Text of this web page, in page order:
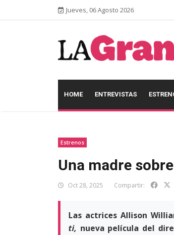
Jueves, 06 Agosto 2026
HOME ENTREVISTAS
Estrenos
Una madre
Oct 28, 2025 Compartir:
Las actrices Allison
ti, nueva película del